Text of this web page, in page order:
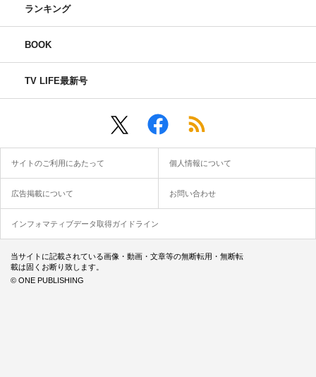
ランキング
BOOK
TV LIFE最新号
サイトのご利用にあたって 個人情報について
広告掲載について お問い合わせ
インフォマティブデータ取得ガイドライン
当サイトに記載されている画像・動画・文章等の無断転用・無断転
載は固くお断り致します。
© ONE PUBLISHING